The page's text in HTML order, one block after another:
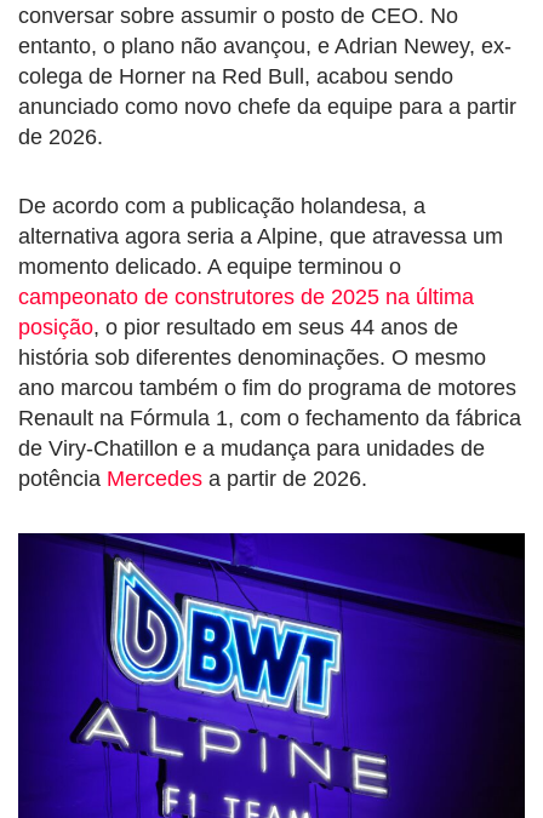
conversar sobre assumir o posto de CEO. No
entanto, o plano não avançou, e Adrian Newey, ex-
colega de Horner na Red Bull, acabou sendo
anunciado como novo chefe da equipe para a partir
de 2026.
De acordo com a publicação holandesa, a
alternativa agora seria a Alpine, que atravessa um
momento delicado. A equipe terminou o
campeonato de construtores de 2025 na última
posição, o pior resultado em seus 44 anos de
história sob diferentes denominações. O mesmo
ano marcou também o fim do programa de motores
Renault na Fórmula 1, com o fechamento da fábrica
de Viry-Chatillon e a mudança para unidades de
potência Mercedes a partir de 2026.